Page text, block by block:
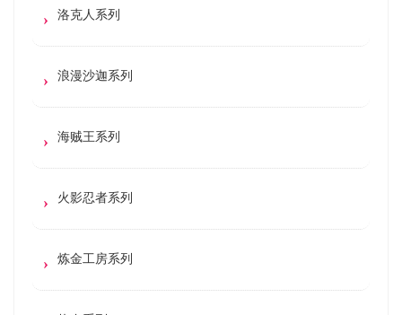
洛克人系列
浪漫沙迦系列
海贼王系列
火影忍者系列
炼金工房系列